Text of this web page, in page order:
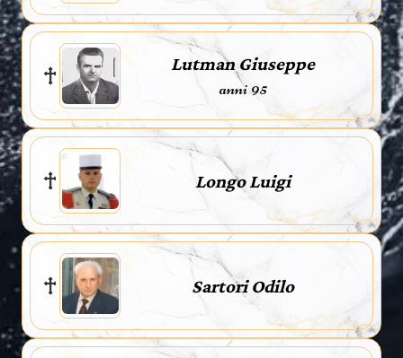
Lutman Giuseppe
anni 95
Longo Luigi
Sartori Odilo